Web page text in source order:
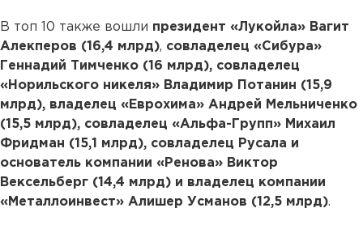
В топ 10 также вошли президент «Лукойла» Вагит
Алекперов (16,4 млрд), совладелец «Сибура»
Геннадий Тимченко (16 млрд), совладелец
«Норильского никеля» Владимир Потанин (15,9
млрд), владелец «Еврохима» Андрей Мельниченко
(15,5 млрд), совладелец «Альфа-Групп» Михаил
Фридман (15,1 млрд), совладелец Русала и
основатель компании «Ренова» Виктор
Вексельберг (14,4 млрд) и владелец компании
«Металлоинвест» Алишер Усманов (12,5 млрд).